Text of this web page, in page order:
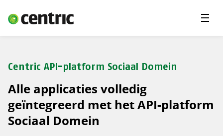
Oplossingen
Contact
Careers
Centric API-platform Sociaal Domein
Alle applicaties volledig
geïntegreerd met het API-platform
Sociaal Domein